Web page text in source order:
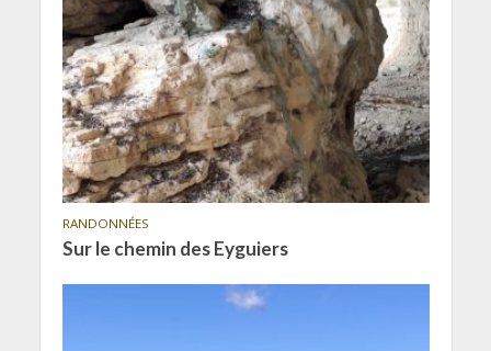
RANDONNÉES
Sur le chemin des Eyguiers